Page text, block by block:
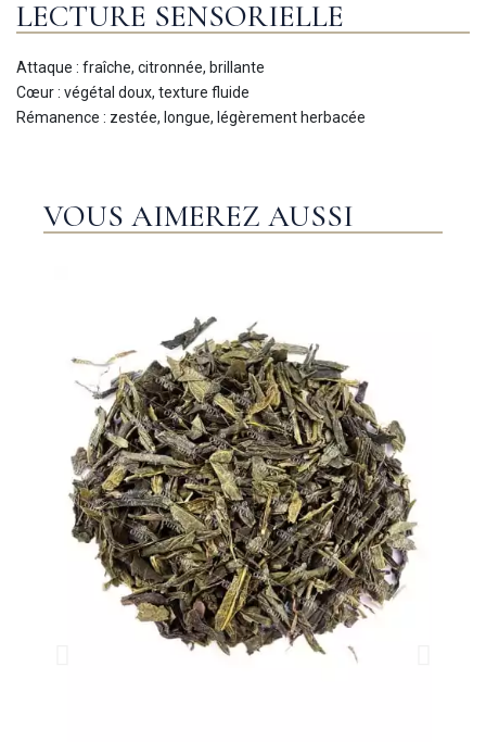
LECTURE SENSORIELLE
Attaque : fraîche, citronnée, brillante
Cœur : végétal doux, texture fluide
Rémanence : zestée, longue, légèrement herbacée
VOUS AIMEREZ AUSSI